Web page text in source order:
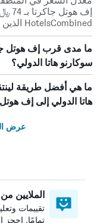
إف
HotelsCombined الذين يخططون لزيارة جاكرتا.
ما مدى قرب إف هوتل
سوكارنو هاتا الدولي؟
ما هي أفضل طريقة
هاتا الدولي إلى إف
عرض
الملايين
تقييمات
تمامًا. احجز